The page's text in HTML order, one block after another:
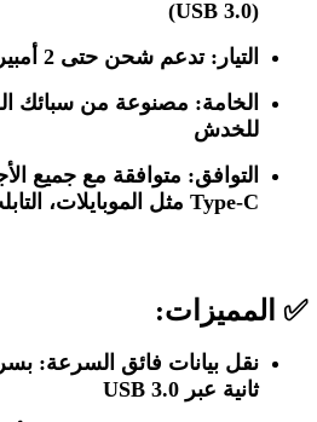
(USB 3.0)
التيار: تدعم شحن حتى 2 أمبير
الخامة: مصنوعة من سبائك
للخدش
التوافق: متوافقة مع جميع
Type-C مثل الموبايلات، التابلت، اللابتوبات... وغيرها
✅ المميزات:
نقل بيانات فائق السرعة:
ثانية عبر USB 3.0